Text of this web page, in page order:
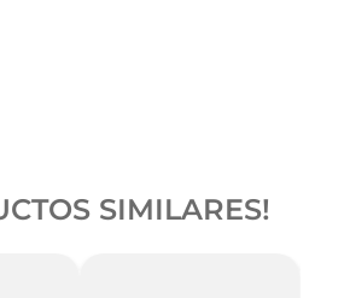
SIMILARES!